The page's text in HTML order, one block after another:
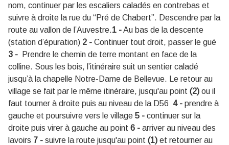
nom, continuer par les escaliers caladés en contrebas et
suivre à droite la rue du “Pré de Chabert”. Descendre par la
route au vallon de l’Auvestre.1 -Au bas de la descente
(station d’épuration) 2 - Continuer tout droit, passer le gué
3 - Prendre le chemin de terre montant en face de la
colline. Sous les bois, l’itinéraire suit un sentier caladé
jusqu’à la chapelle Notre-Dame de Bellevue. Le retour au
village se fait par le même itinéraire, jusqu'au point (2) ou il
faut tourner à droite puis au niveau de la D56 4 - prendre à
gauche et poursuivre vers le village 5 - continuer sur la
droite puis virer à gauche au point 6 - arriver au niveau des
lavoirs 7 - suivre la route jusqu'au point (1) et retourner au